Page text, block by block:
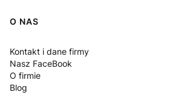
Linki w stopce
O NAS
Kontakt i dane firmy
Nasz FaceBook
O firmie
Blog